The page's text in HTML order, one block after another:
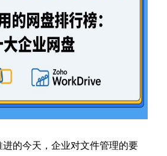
的今天，企业对文件管理的要